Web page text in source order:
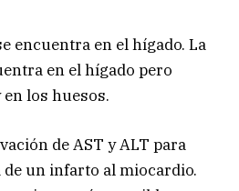
encuentra en el hígado. La
en el hígado pero
los huesos.
de AST y ALT para
un infarto al miocardio.